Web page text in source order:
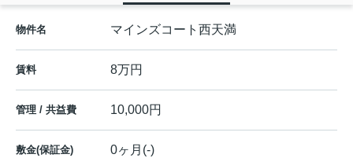
物件名 マインズコート西天満
賃料 8万円
管理 / 共益費 10,000円
敷金(保証金) 0ヶ月(-)